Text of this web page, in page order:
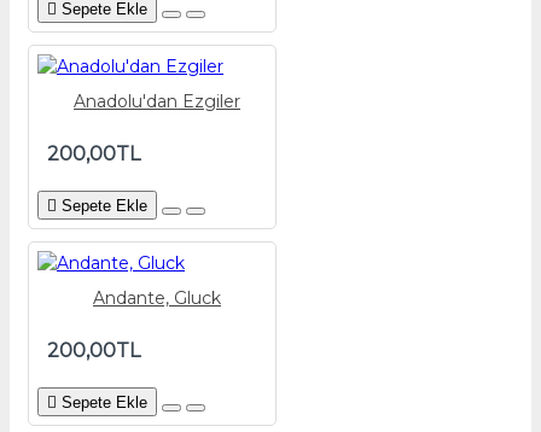
Sepete Ekle
Anadolu'dan Ezgiler
200,00TL
Sepete Ekle
Andante, Gluck
200,00TL
Sepete Ekle